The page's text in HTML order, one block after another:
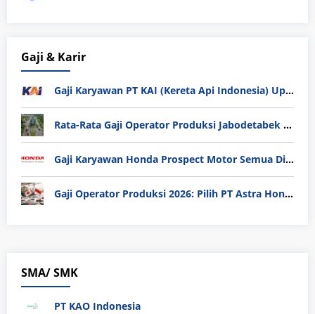
Gaji & Karir
Gaji Karyawan PT KAI (Kereta Api Indonesia) Update 2025
Rata-Rata Gaji Operator Produksi Jabodetabek 2025: Bedah Tuntas UMK, Lemburan, dan Realita Hidup Buruh
Gaji Karyawan Honda Prospect Motor Semua Divisi
Gaji Operator Produksi 2026: Pilih PT Astra Honda Motor (AHM) atau Manufaktur di Jepang?
SMA/ SMK
PT KAO Indonesia